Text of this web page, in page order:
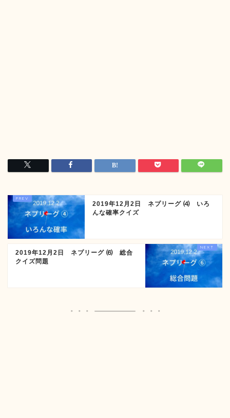
2019年12月2日 ネプリーグ ⑷ いろ
んな確率クイズ
2019年12月2日 ネプリーグ ⑹ 総合
クイズ問題